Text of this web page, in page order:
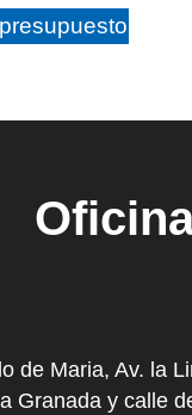
de Maria, Av. la
Granada y calle